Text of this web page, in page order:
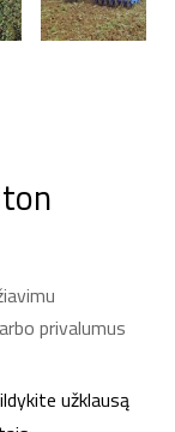
privalumus
užklausą